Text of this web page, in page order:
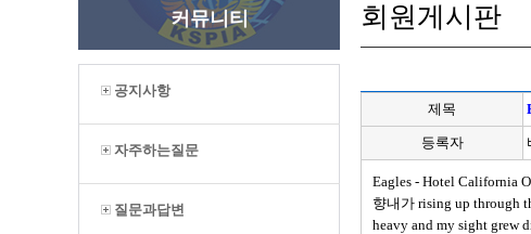
커뮤니티
공지사항
자주하는질문
질문과답변
회원게시판
제목
등록자
Eagles - Hotel California
향내가 rising up through
heavy and my sight grew